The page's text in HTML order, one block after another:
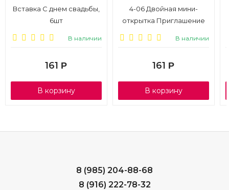
Вставка С днем свадьбы,
6шт
В наличии
161 Р
В корзину
4-06 Двойная мини-
открытка Приглашение
В наличии
161 Р
В корзину
8 (985) 204-88-68
8 (916) 222-78-32